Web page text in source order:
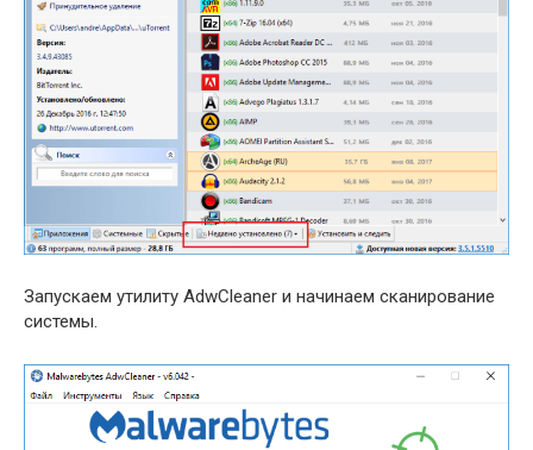
Запускаем утилиту AdwCleaner и начинаем сканирование
системы.